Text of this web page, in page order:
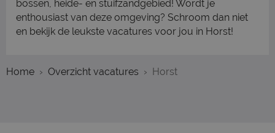
bossen, heide- en stuifzandgebied! Wordt je
enthousiast van deze omgeving? Schroom dan niet
en bekijk de leukste vacatures voor jou in Horst!
Home Overzicht vacatures Horst